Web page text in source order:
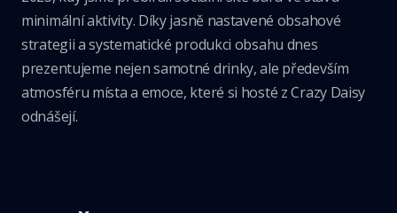
minimální aktivity. Díky jasně nastavené obsahové
strategii a systematické produkci obsahu dnes
prezentujeme nejen samotné drinky, ale především
atmosféru místa a emoce, které si hosté z Crazy Daisy
odnášejí.